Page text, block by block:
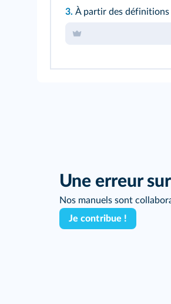
3. À partir des définitions
Une erreur
Nos manuels sont
Je contribue !